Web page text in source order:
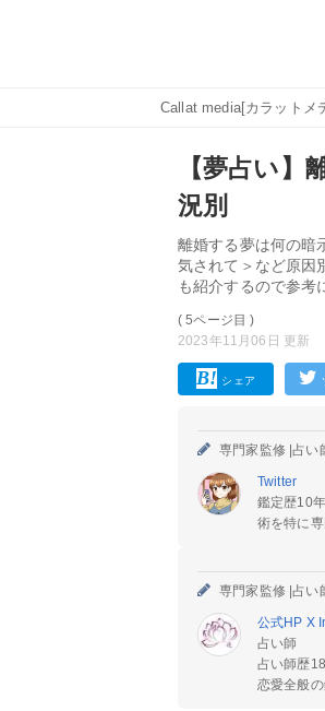
Callat media[カラットメ
【夢占い
況別
離婚する夢は何の暗
気されて＞など原因
も紹介するので参考
( 5ページ目 )
2023年11月06日 更新
シェア
専門家監修 |占い
Twitter
鑑定歴10
術を特に
専門家監修 |占い
公式HP X
占い師
占い師歴
恋愛全般の